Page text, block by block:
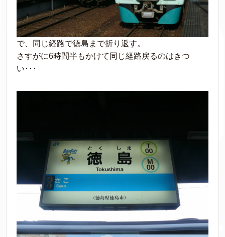
で、同じ経路で徳島まで折り返す。
さすがに6時間半もかけて同じ経路戻るのはきつ
い･･･